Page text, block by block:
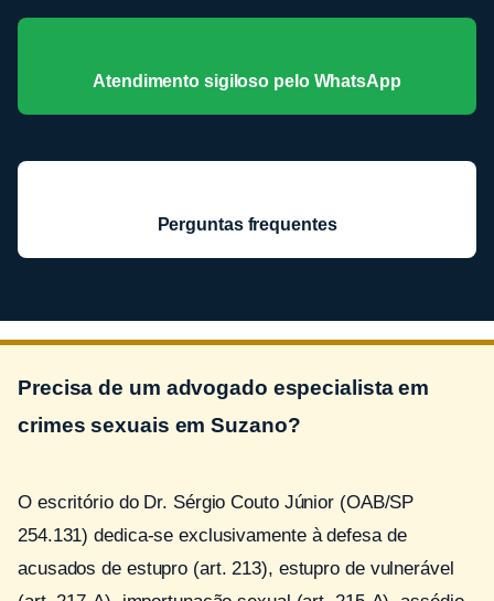
Atendimento sigiloso pelo WhatsApp
Perguntas frequentes
Precisa de um advogado especialista em
crimes sexuais em Suzano?
O escritório do Dr. Sérgio Couto Júnior (OAB/SP
254.131) dedica-se exclusivamente à defesa de
acusados de estupro (art. 213), estupro de vulnerável